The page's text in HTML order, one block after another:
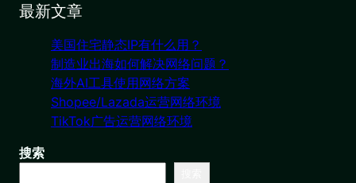
最新文章
美国住宅静态IP有什么用？
制造业出海如何解决网络问题？
海外AI工具使用网络方案
Shopee/Lazada运营网络环境
TikTok广告运营网络环境
搜索